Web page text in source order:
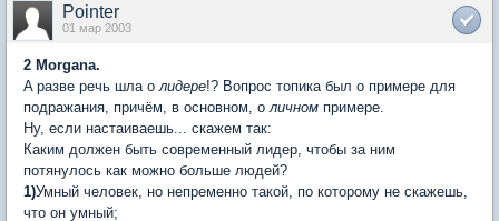
Pointer
01 мар 2003
2 Morgana.
A разве речь шла о лидере!? Вопрос топика был о примере для
подражания, причём, в основном, о личном примере.
Ну, если настаиваешь... скажем так:
Каким должен быть современный лидер, чтобы за ним
потянулось как можно больше людей?
1)Умный человек, но непременно такой, по которому не скажешь,
что он умный;